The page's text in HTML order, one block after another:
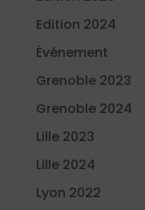
Edition 2024
Événement
Grenoble 2023
Grenoble 2024
Lille 2023
Lille 2024
Lyon 2022